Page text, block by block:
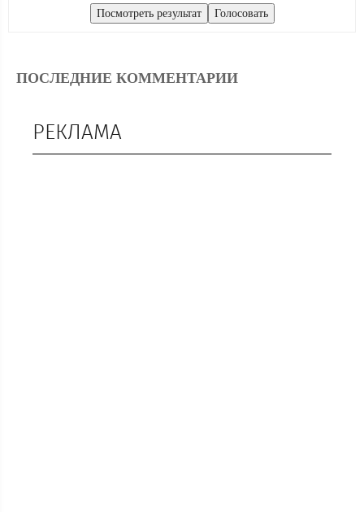
ПОСЛЕДНИЕ КОММЕНТАРИИ
РЕКЛАМА